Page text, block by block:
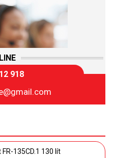
918
135CD.1 130 lít